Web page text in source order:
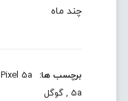
چند ماه
برچسب ها: Pixel 5a
5a
,گوگل